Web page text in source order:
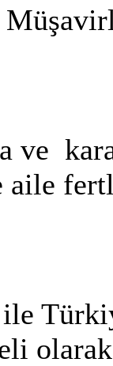
ve
aile